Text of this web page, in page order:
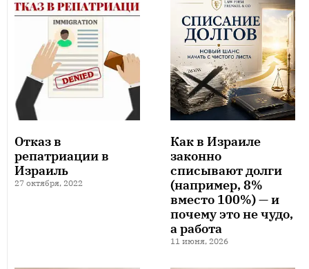
Отказ в
репатриации в
Израиль
27 октября, 2022
Как в Израиле
законно
списывают долги
(например, 8%
вместо 100%) — и
почему это не чудо,
а работа
11 июня, 2026